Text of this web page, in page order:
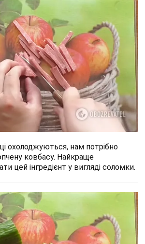
охолоджуються, нам потрібно
ковбасу. Найкраще
цей інгредієнт у вигляді соломки.